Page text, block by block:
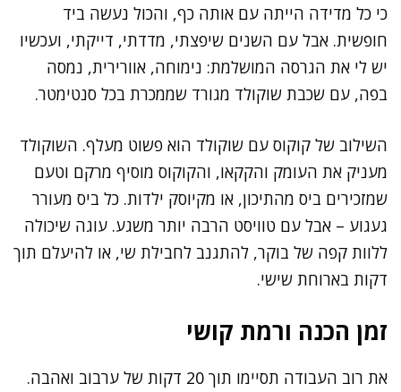
כי כל מדידה הייתה עם אותה כף, והכול נעשה ביד
חופשית. אבל עם השנים שיפצתי, מדדתי, דייקתי, ועכשיו
יש לי את הגרסה המושלמת: נימוחה, אוורירית, נמסה
בפה, עם שכבת שוקולד מגורד שממכרת בכל סנטימטר.
השילוב של קוקוס עם שוקולד הוא פשוט מעלף. השוקולד
מעניק את העומק והקקאו, והקוקוס מוסיף מרקם וטעם
שמזכירים ביס מהתיכון, או מקיוסק ילדות. כל ביס מעורר
געגוע – אבל עם טוויסט הרבה יותר משגע. עוגה שיכולה
ללוות קפה של בוקר, להתגנב לחבילת שי, או להיעלם תוך
דקות בארוחת שישי.
זמן הכנה ורמת קושי
את רוב העבודה תסיימו תוך 20 דקות של ערבוב ואהבה.